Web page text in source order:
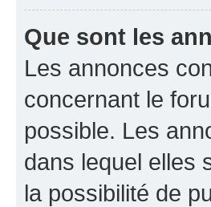
Que sont les
Les annonces
concernant le
possible. Les
dans lequel elles
la possibilité de